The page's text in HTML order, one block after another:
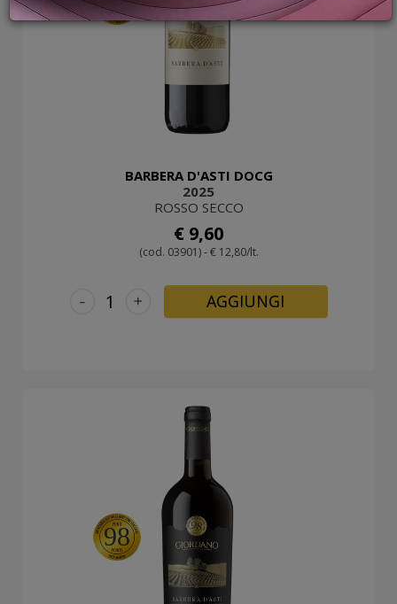
GIFT
BARBERA D'ASTI DOCG
2025
ROSSO SECCO
€ 9,60
(cod. 03901) - € 12,80/lt.
+
- AGGIUNGI
98